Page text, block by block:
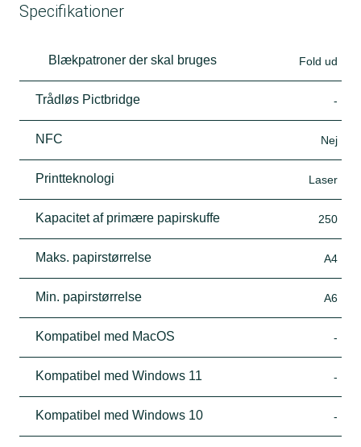
Specifikationer
Blækpatroner der skal bruges Fold ud
Trådløs Pictbridge -
NFC Nej
Printteknologi Laser
Kapacitet af primære papirskuffe 250
Maks. papirstørrelse A4
Min. papirstørrelse A6
Kompatibel med MacOS -
Kompatibel med Windows 11 -
Kompatibel med Windows 10 -